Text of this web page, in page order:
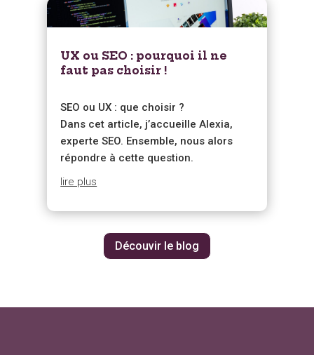
UX ou SEO : pourquoi il ne
faut pas choisir !
SEO ou UX : que choisir ?
Dans cet article, j’accueille Alexia,
experte SEO. Ensemble, nous alors
répondre à cette question.
lire plus
Découvir le blog